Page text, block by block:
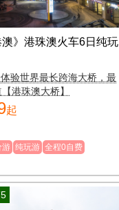
澳》港珠澳火车6日纯玩
验世界最长跨海大桥，最
港珠澳大桥】
起
游 纯玩游 全程0自费